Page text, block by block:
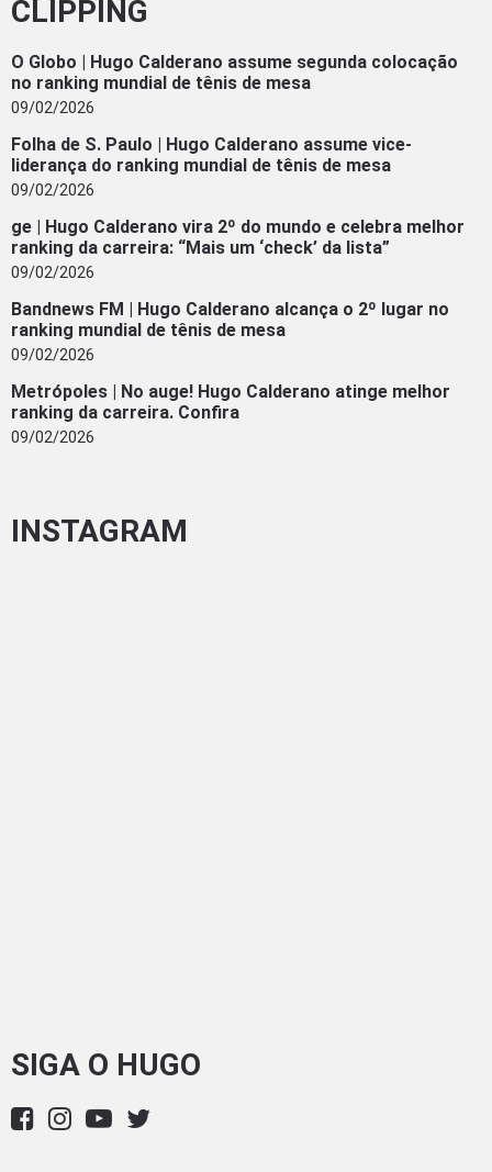
CLIPPING
O Globo | Hugo Calderano assume segunda colocação
no ranking mundial de tênis de mesa
09/02/2026
Folha de S. Paulo | Hugo Calderano assume vice-
liderança do ranking mundial de tênis de mesa
09/02/2026
ge | Hugo Calderano vira 2º do mundo e celebra melhor
ranking da carreira: “Mais um ‘check’ da lista”
09/02/2026
Bandnews FM | Hugo Calderano alcança o 2º lugar no
ranking mundial de tênis de mesa
09/02/2026
Metrópoles | No auge! Hugo Calderano atinge melhor
ranking da carreira. Confira
09/02/2026
INSTAGRAM
SIGA O HUGO